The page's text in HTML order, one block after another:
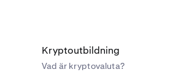
Kryptoutbildning
Vad är kryptovaluta?